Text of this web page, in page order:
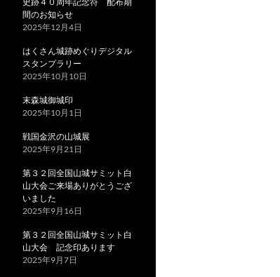
間のお知らせ
2025年12月4日
はくさん城跡めぐりデジタル
スタンプラリー
2025年10月10日
末森城御城印
2025年10月1日
戦国金沢の山城展
2025年9月21日
第３２回全国山城サミット白
山大会ご来場ありがとうござ
いました
2025年9月16日
第３２回全国山城サミット白
山大会 記念印あります
2025年9月7日